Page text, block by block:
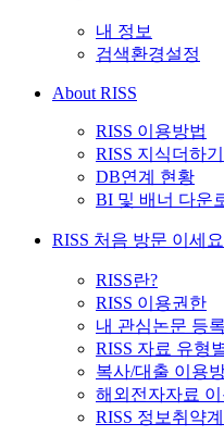
내 정보
검색환경설정
About RISS
RISS 이용방법
RISS 지식더하기
DB연계 현황
BI 및 배너 다운
RISS 처음 방문 이세
RISS란?
RISS 이용권한
내 관심논문 등
RISS 자료 유형
복사/대출 이용
해외전자자료
RISS 정보취약